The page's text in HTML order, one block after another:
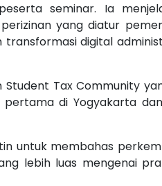
seminar. Ia
yang diatur
digital
Tax Community
pertama di Yogyakarta
untuk membahas
lebih luas mengenai